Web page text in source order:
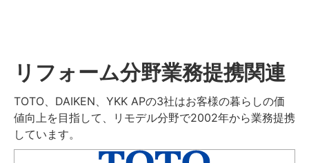
リフォーム分野業務提携関連
TOTO、DAIKEN、YKK APの3社はお客様の暮らしの価
値向上を目指して、リモデル分野で2002年から業務提携
しています。